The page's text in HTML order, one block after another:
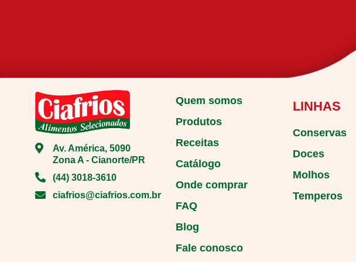
Av. América, 5090
Zona A - Cianorte/PR
(44) 3018-3610
ciafrios@ciafrios.com.br
Quem somos
Produtos
Receitas
Catálogo
Onde comprar
FAQ
Blog
Fale conosco
LINHAS
Conservas
Doces
Molhos
Temperos